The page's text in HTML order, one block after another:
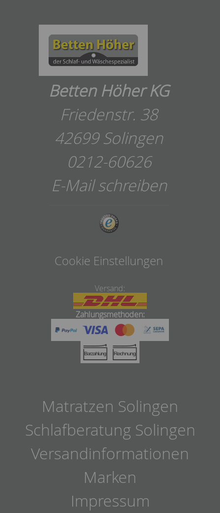
Betten Höher KG
Friedenstr. 38
42699 Solingen
0212-60626
E-Mail schreiben
Cookie Einstellungen
Versand:
Zahlungsmethoden:
Matratzen Solingen
Schlafberatung Solingen
Versandinformationen
Marken
Impressum